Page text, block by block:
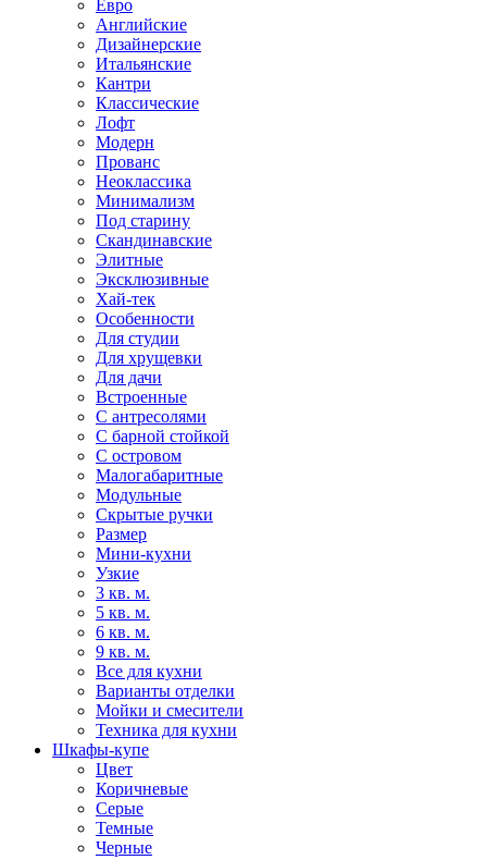
Евро
Английские
Дизайнерские
Итальянские
Кантри
Классические
Лофт
Модерн
Прованс
Неоклассика
Минимализм
Под старину
Скандинавские
Элитные
Эксклюзивные
Хай-тек
Особенности
Для студии
Для хрущевки
Для дачи
Встроенные
С антресолями
С барной стойкой
С островом
Малогабаритные
Модульные
Скрытые ручки
Размер
Мини-кухни
Узкие
3 кв. м.
5 кв. м.
6 кв. м.
9 кв. м.
Все для кухни
Варианты отделки
Мойки и смесители
Техника для кухни
Шкафы-купе
Цвет
Коричневые
Серые
Темные
Черные